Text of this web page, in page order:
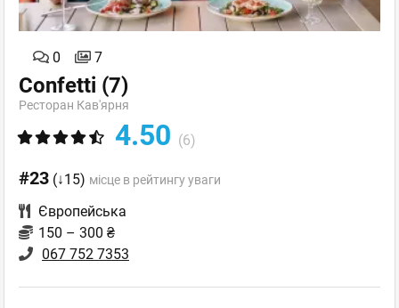
0 7
Confetti (7)
Ресторан Кав'ярня
4.50 (6)
#23 (↓15) місце в рейтингу уваги
Європейська
150 – 300 ₴
067 752 7353